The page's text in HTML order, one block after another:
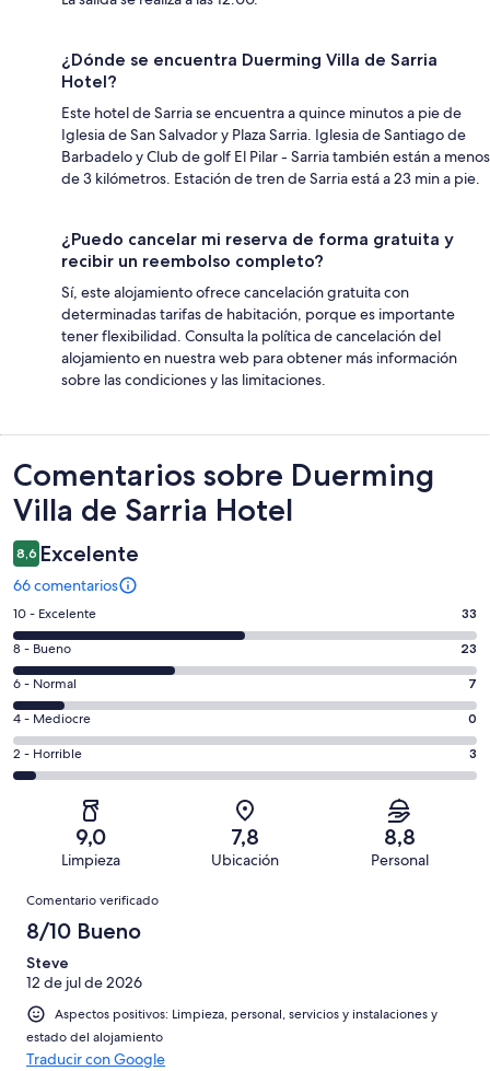
¿Dónde se encuentra Duerming Villa de Sarria
Hotel?
Este hotel de Sarria se encuentra a quince minutos a pie de
Iglesia de San Salvador y Plaza Sarria. Iglesia de Santiago de
Barbadelo y Club de golf El Pilar - Sarria también están a menos
de 3 kilómetros. Estación de tren de Sarria está a 23 min a pie.
¿Puedo cancelar mi reserva de forma gratuita y
recibir un reembolso completo?
Sí, este alojamiento ofrece cancelación gratuita con
determinadas tarifas de habitación, porque es importante
tener flexibilidad. Consulta la política de cancelación del
alojamiento en nuestra web para obtener más información
sobre las condiciones y las limitaciones.
Comentarios
Comentarios sobre Duerming
Villa de Sarria Hotel
8,6 Excelente
66 comentarios
33
comentarios
de
un
total
de
66
con
puntuación
10 - Excelente 33
23
comentarios
de
un
total
de
puntuación
8 - Bueno 23
7
comentarios
de
un
total
puntuación
Normal
6 - Normal 7
0
comentarios
de
una
puntuación
Mediocre
4 - Mediocre 0
3
comentarios
66
una
puntuación
de
Horrible
2 - Horrible 3
9,0
Limpieza
7,8
Ubicación
8,8
Personal
Comentarios
Comentario verificado
8/10 Bueno
Steve
12 de jul de 2026
Aspectos positivos: Limpieza, personal, servicios y instalaciones y
estado del alojamiento
Traducir con Google